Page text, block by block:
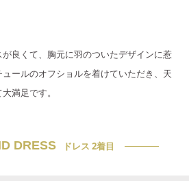
良くて、胸元に羽のついたデザインに惹
ールのオフショルを着けていただき、天
満足です。
DRESS ドレス 2着目